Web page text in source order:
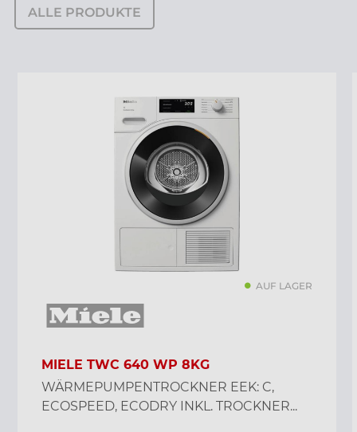
ALLE PRODUKTE
AUF LAGER
MIELE TWC 640 WP 8KG
WÄRMEPUMPENTROCKNER EEK: C,
ECOSPEED, ECODRY INKL. TROCKNER...